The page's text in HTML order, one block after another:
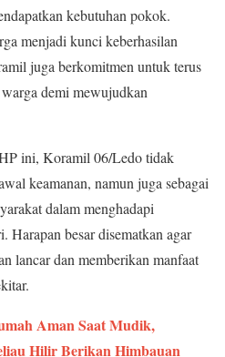
kebutuhan pokok.
menjadi kunci keberhasilan
juga berkomitmen untuk terus
demi mewujudkan
ini, Koramil 06/Ledo tidak
keamanan, namun juga sebagai
dalam menghadapi
Harapan besar disematkan agar
lancar dan memberikan manfaat
Aman Saat Mudik,
Hilir Berikan Himbauan